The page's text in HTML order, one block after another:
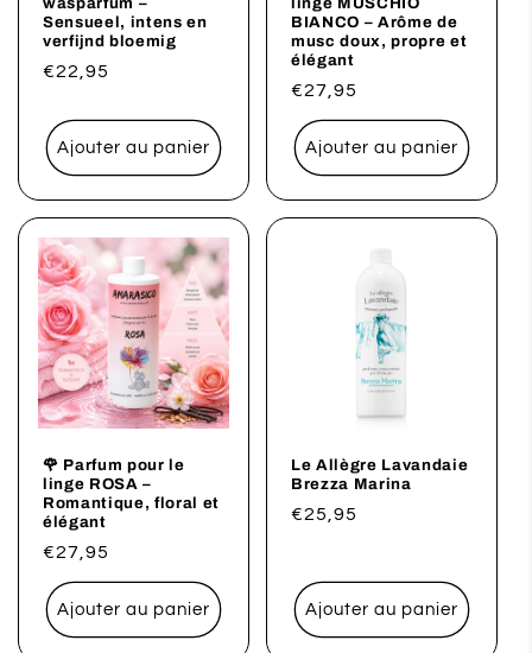
Sensueel, intens en
verfijnd bloemig
Prix
€22,95
Ajouter au panier
BIANCO – Arôme de
musc doux, propre et
élégant
Prix
habituel
€27,95
Ajouter au panier
🌹 Parfum pour le
linge ROSA –
Romantique, floral et
élégant
Prix
habituel
€27,95
Ajouter au panier
Le Allègre Lavandaie
Brezza Marina
Prix
€25,95
Ajouter au panier